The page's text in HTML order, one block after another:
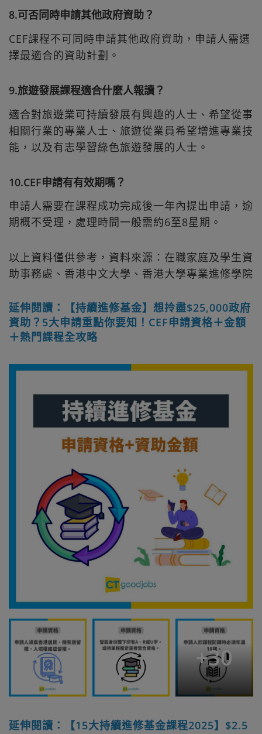
8.可否同時申請其他政府資助？
CEF課程不可同時申請其他政府資助，申請人需選
擇最適合的資助計劃。
9.旅遊發展課程適合什麼人報讀？
適合對旅遊業可持續發展有興趣的人士、希望從事
相關行業的專業人士、旅遊從業員希望增進專業技
能，以及有志學習綠色旅遊發展的人士。
10.CEF申請有有效期嗎？
申請人需要在課程成功完成後一年內提出申請，逾
期概不受理，處理時間一般需約6至8星期。
以上資料僅供參考，資料來源：在職家庭及學生資
助事務處、香港中文大學、香港大學專業進修學院
延伸閱讀：【持續進修基金】想拎盡$25,000政府
資助？5大申請重點你要知！CEF申請資格＋金額
＋熱門課程全攻略
+30
延伸閱讀：【15大持續進修基金課程2025】$2.5